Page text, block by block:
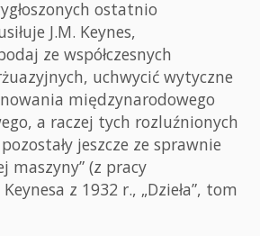
ostatnio
J.M. Keynes,
ze współczesnych
uchwycić wytyczne
międzynarodowego
a raczej tych rozluźnionych
jeszcze ze sprawnie
maszyny” (z pracy
z 1932 r., „Dzieła”, tom